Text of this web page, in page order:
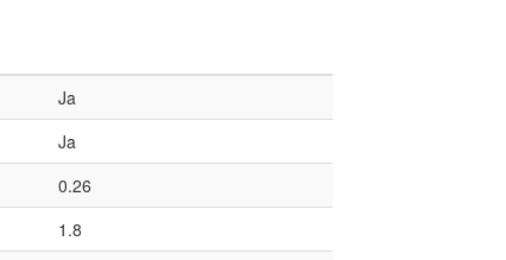
Ja
Ja
0.26
1.8